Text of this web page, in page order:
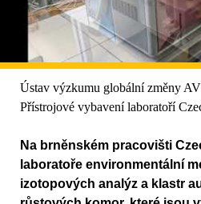
Ústav výzkumu globální změny
Přístrojové vybavení laboratoří
Na brněnském pracovišti
laboratoře environmentální
izotopových analýz a klastr